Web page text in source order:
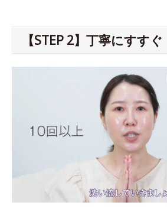
【STEP 2】丁寧にすすぐ